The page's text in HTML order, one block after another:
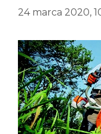
24 marca 2020,